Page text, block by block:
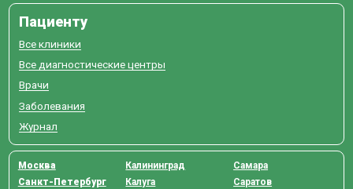
Пациенту
Все клиники
Все диагностические центры
Врачи
Заболевания
Журнал
Москва
Санкт-Петербург
Калининград
Калуга
Самара
Саратов